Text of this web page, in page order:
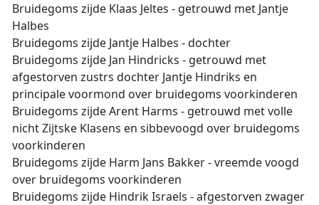
Bruidegoms zijde Klaas Jeltes - getrouwd met Jantje
Halbes
Bruidegoms zijde Jantje Halbes - dochter
Bruidegoms zijde Jan Hindricks - getrouwd met
afgestorven zustrs dochter Jantje Hindriks en
principale voormond over bruidegoms voorkinderen
Bruidegoms zijde Arent Harms - getrouwd met volle
nicht Zijtske Klasens en sibbevoogd over bruidegoms
voorkinderen
Bruidegoms zijde Harm Jans Bakker - vreemde voogd
over bruidegoms voorkinderen
Bruidegoms zijde Hindrik Israels - afgestorven zwager